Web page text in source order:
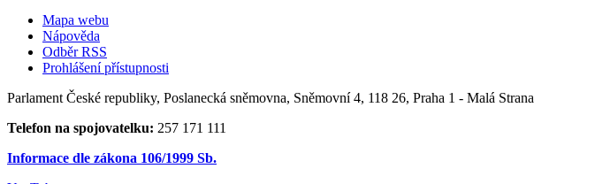
Mapa webu
Nápověda
Odběr RSS
Prohlášení přístupnosti
Parlament České republiky, Poslanecká sněmovna, Sněmovní 4, 118 26, Praha 1 - Malá Strana
Telefon na spojovatelku: 257 171 111
Informace dle zákona 106/1999 Sb.